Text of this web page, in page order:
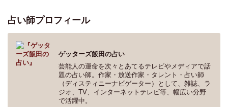
占い師プロフィール
ゲッターズ飯田 の占い
芸能人の運命を次々とあてるテレビやメディアで話
題の占い師。作家・放送作家・タレント・占い師
（ディスティニーナビゲーター）として、雑誌、ラ
ジオ、TV、インターネットテレビ等、幅広い分野
で活躍中。